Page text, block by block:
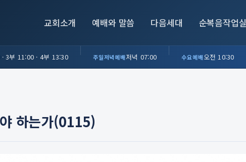
교회소개 예배와 말씀 다음세대 순복음작업실
3부 11:00 · 4부 13:30 주일저녁예배저녁 07:00 수요예배오전 10:30
하는가(0115)